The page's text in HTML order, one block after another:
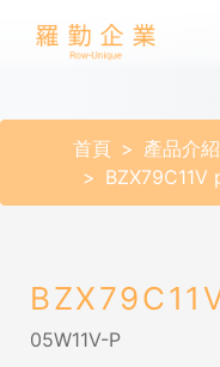
首頁 產品介紹
BZX79C11V
05W11V-P